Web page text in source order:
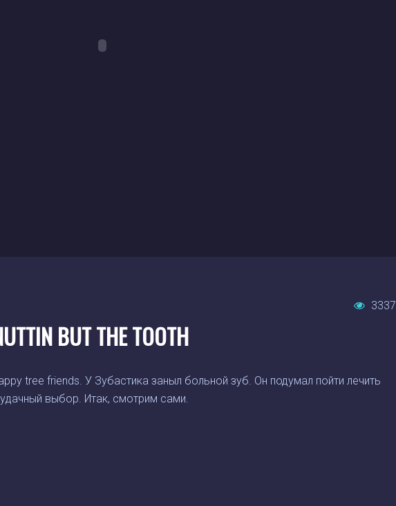
3337
BUT THE TOOTH
tree friends. У Зубастика заныл больной зуб. Он подумал пойти лечить
выбор. Итак, смотрим сами.